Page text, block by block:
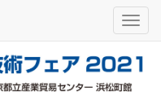
メ
ニ
ー